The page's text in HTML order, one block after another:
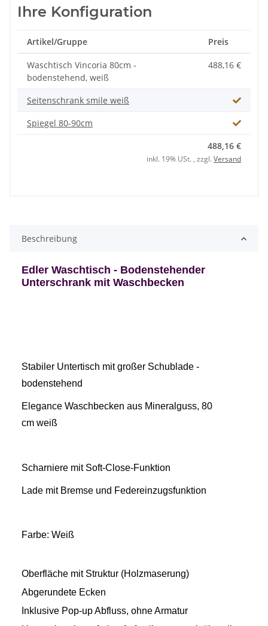
Ihre Konfiguration
Artikel/Gruppe Preis
Waschtisch Vincoria 80cm -
bodenstehend, weiß
488,16 €
Seitenschrank smile weiß
Spiegel 80-90cm
488,16 €
inkl. 19% USt. , zzgl.Versand
Beschreibung
Edler Waschtisch - Bodenstehender
Unterschrank mit Waschbecken
Stabiler Untertisch mit großer Schublade -
bodenstehend
Elegance Waschbecken aus Mineralguss, 80
cm weiß
Scharniere mit Soft-Close-Funktion
Lade mit Bremse und Federeinzugsfunktion
Farbe: Weiß
Oberfläche mit Struktur (Holzmaserung)
Abgerundete Ecken
Inklusive Pop-up Abfluss, ohne Armatur